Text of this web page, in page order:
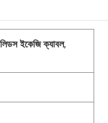
ইকেজি ক্যাবল,